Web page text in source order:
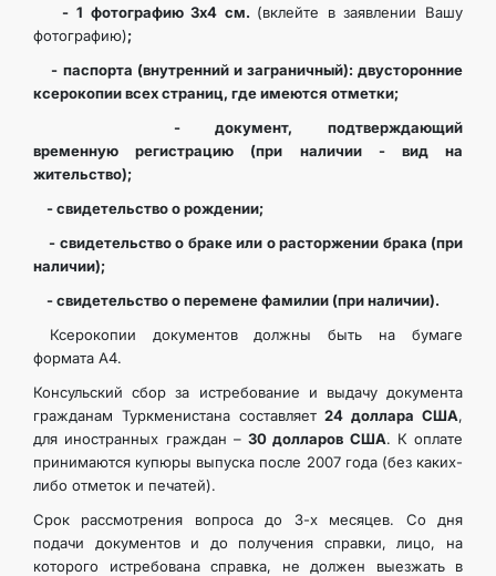
- 1 фотографию 3х4 см. (вклейте в заявлении Вашу
фотографию);
- паспорта (внутренний и заграничный): двусторонние
ксерокопии всех страниц, где имеются отметки;
- документ, подтверждающий
временную регистрацию (при наличии - вид на
жительство);
- свидетельство о рождении;
- свидетельство о браке или о расторжении брака (при
наличии);
- свидетельство о перемене фамилии (при наличии).
Ксерокопии документов должны быть на бумаге
формата А4.
Консульский сбор за истребование и выдачу документа
гражданам Туркменистана составляет24 доллара США,
для иностранных граждан – 30 долларов США. К оплате
принимаются купюры выпуска после 2007 года (без каких-
либо отметок и печатей).
Срок рассмотрения вопроса до 3-х месяцев. Со дня
подачи документов и до получения справки, лицо, на
которого истребована справка, не должен выезжать в